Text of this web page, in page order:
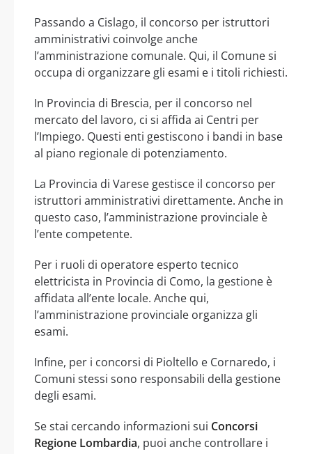
Passando a Cislago, il concorso per istruttori
amministrativi coinvolge anche
l’amministrazione comunale. Qui, il Comune si
occupa di organizzare gli esami e i titoli richiesti.
In Provincia di Brescia, per il concorso nel
mercato del lavoro, ci si affida ai Centri per
l’Impiego. Questi enti gestiscono i bandi in base
al piano regionale di potenziamento.
La Provincia di Varese gestisce il concorso per
istruttori amministrativi direttamente. Anche in
questo caso, l’amministrazione provinciale è
l’ente competente.
Per i ruoli di operatore esperto tecnico
elettricista in Provincia di Como, la gestione è
affidata all’ente locale. Anche qui,
l’amministrazione provinciale organizza gli
esami.
Infine, per i concorsi di Pioltello e Cornaredo, i
Comuni stessi sono responsabili della gestione
degli esami.
Se stai cercando informazioni sui Concorsi
Regione Lombardia, puoi anche controllare i